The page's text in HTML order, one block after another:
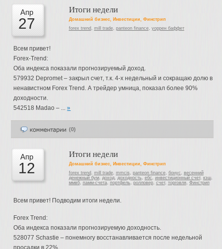
Апр
27
Итоги недели
Домашний бизнес, Инвестиции, Финстрип
forex trend , mill trade, panteon finance, уоррен баффет
Всем привет!
Forex-Trend:
Оба индекса показали прогнозируемый доход.
579932 Depromet – закрыл счет, т.к. 4-х недельный и сокращаю долю в
ненавистном Forex Trend. А трейдер умница, показал более 90%
доходности.
542518 Madao – ...»
(0)
Апр
12
Итоги недели
Домашний бизнес, Инвестиции, Финстрип
forex trend , mill trade, mmcis , panteon finance, бонус , весенний
денежный бум, доход, доходность, ебс , инвестиционный счет, кэш,
ммвб, памм-счета, портфель, ролловер, счет, торговля, Финстрип
Всем привет! Подводим итоги недели.
Forex Trend:
Оба индекса показали прогнозируемую доходность.
528077 Schastie – понемногу восстанавливается после недельной
просадки в 22%.